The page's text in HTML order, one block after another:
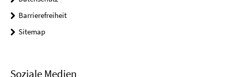
Barrierefreiheit
Sitemap
Soziale Medien